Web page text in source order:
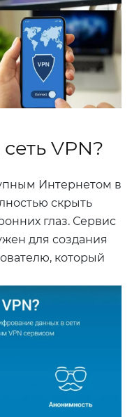
VPN?
Интернетом в
скрыть
глаз. Сервис
для создания
который